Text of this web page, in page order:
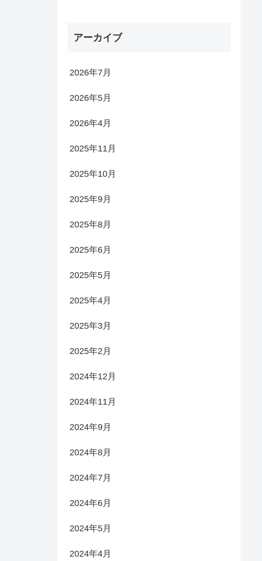
アーカイブ
2026年7月
2026年5月
2026年4月
2025年11月
2025年10月
2025年9月
2025年8月
2025年6月
2025年5月
2025年4月
2025年3月
2025年2月
2024年12月
2024年11月
2024年9月
2024年8月
2024年7月
2024年6月
2024年5月
2024年4月